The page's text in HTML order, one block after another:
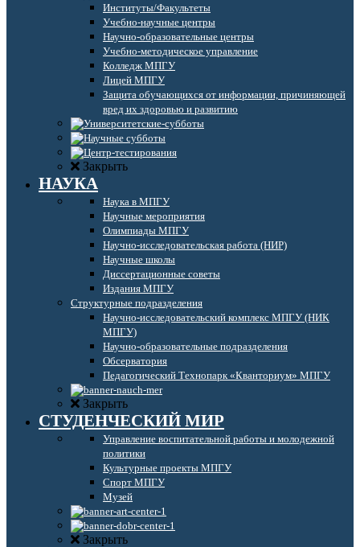
Институты/Факультеты
Учебно-научные центры
Научно-образовательные центры
Учебно-методическое управление
Колледж МПГУ
Лицей МПГУ
Защита обучающихся от информации, причиняющей
вред их здоровью и развитию
Закрыть
НАУКА
Наука в МПГУ
Научные мероприятия
Олимпиады МПГУ
Научно-исследовательская работа (НИР)
Научные школы
Диссертационные советы
Издания МПГУ
Структурные подразделения
Научно-исследовательский комплекс МПГУ (НИК
МПГУ)
Научно-образовательные подразделения
Обсерватория
Педагогический Технопарк «Кванториум» МПГУ
Закрыть
СТУДЕНЧЕСКИЙ МИР
Управление воспитательной работы и молодежной
политики
Культурные проекты МПГУ
Спорт МПГУ
Музей
Закрыть